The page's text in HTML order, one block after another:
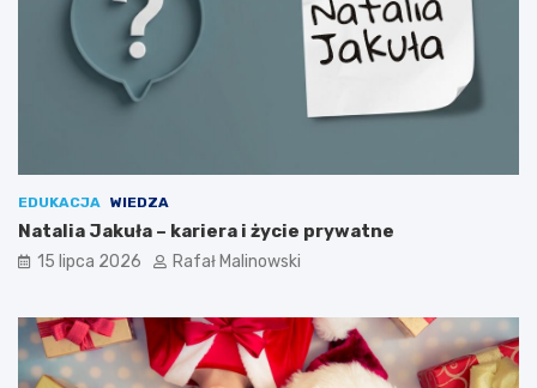
EDUKACJA WIEDZA
Natalia Jakuła – kariera i życie prywatne
15 lipca 2026 Rafał Malinowski